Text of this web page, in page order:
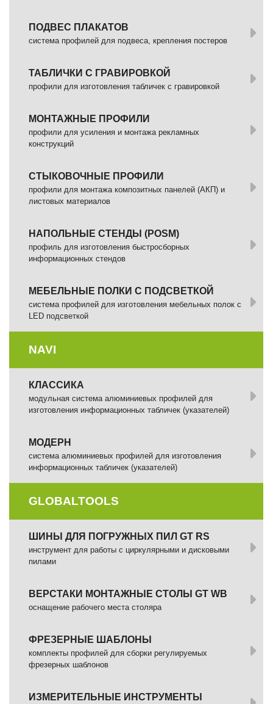
ПОДВЕС ПЛАКАТОВ
система профилей для подвеса, крепления постеров
ТАБЛИЧКИ С ГРАВИРОВКОЙ
профили для изготовления табличек с гравировкой
МОНТАЖНЫЕ ПРОФИЛИ
профили для усиления и монтажа рекламных
конструкций
СТЫКОВОЧНЫЕ ПРОФИЛИ
профили для монтажа композитных панелей (АКП) и
листовых материалов
НАПОЛЬНЫЕ СТЕНДЫ (POSM)
профиль для изготовления быстросборных
информационных стендов
МЕБЕЛЬНЫЕ ПОЛКИ С ПОДСВЕТКОЙ
cистема профилей для изготовления мебельных полок с
LED подсветкой
NAVI
КЛАССИКА
модульная система алюминиевых профилей для
изготовления информационных табличек (указателей)
МОДЕРН
система алюминиевых профилей для изготовления
информационных табличек (указателей)
GLOBALTOOLS
ШИНЫ ДЛЯ ПОГРУЖНЫХ ПИЛ GT RS
инструмент для работы с циркулярными и дисковыми
пилами
ВЕРСТАКИ МОНТАЖНЫЕ СТОЛЫ GT WB
оснащение рабочего места столяра
ФРЕЗЕРНЫЕ ШАБЛОНЫ
комплекты профилей для сборки регулируемых
фрезерных шаблонов
ИЗМЕРИТЕЛЬНЫЕ ИНСТРУМЕНТЫ